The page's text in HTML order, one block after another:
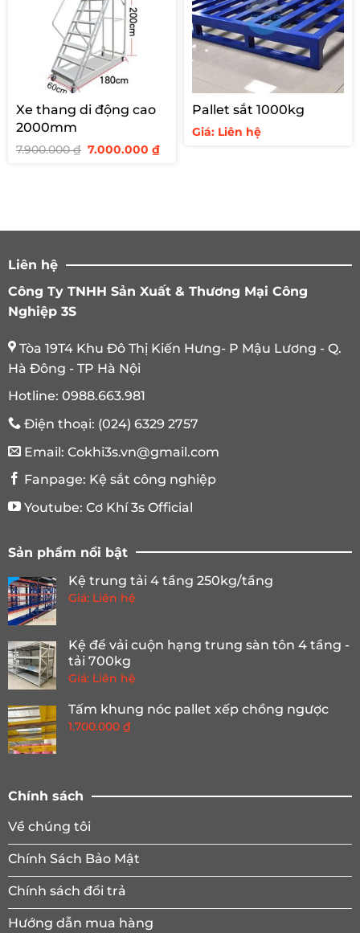
Xe thang di động cao
2000mm
7.900.000₫ Giá
7.000.000₫Giá
Pallet sắt 1000kg
Giá: Liên hệ
Liên hệ
Công Ty TNHH Sản Xuất & Thương Mại Công
Nghiệp 3S
Tòa 19T4 Khu Đô Thị Kiến Hưng- P Mậu Lương - Q.
Hà Đông - TP Hà Nội
Hotline: 0988.663.981
Điện thoại: (024) 6329 2757
Email: Cokhi3s.vn@gmail.com
Fanpage: Kệ sắt công nghiệp
Youtube: Cơ Khí 3s Official
Sản phẩm nổi bật
Kệ trung tải 4 tầng 250kg/tầng
Giá: Liên hệ
Kệ để vải cuộn hạng trung sàn tôn 4 tầng -
tải 700kg
Giá: Liên hệ
Tấm khung nóc pallet xếp chồng ngược
1.700.000 ₫
Chính sách
Về chúng tôi
Chính Sách Bảo Mật
Chính sách đổi trả
Hướng dẫn mua hàng